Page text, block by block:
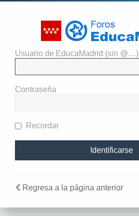
Usuario de EducaMadrid (sin @…)
Contraseña
Recordar
Regresa a la página anterior